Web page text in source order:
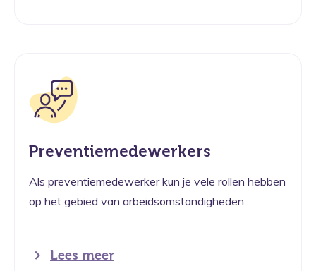
Preventiemedewerkers
Als preventiemedewerker kun je vele rollen hebben
op het gebied van arbeidsomstandigheden.
Lees meer